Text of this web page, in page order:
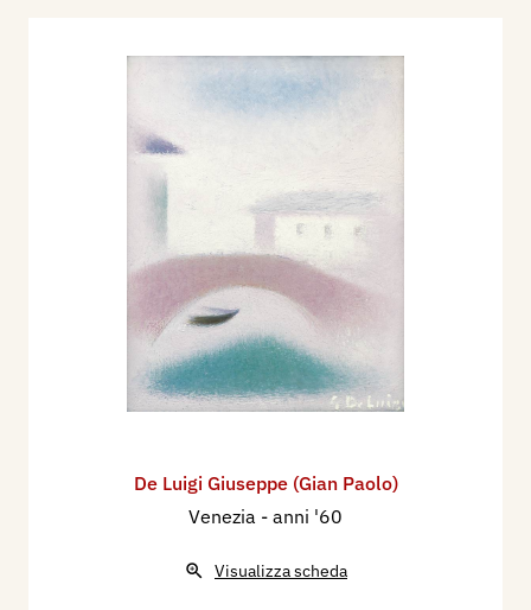
De Luigi Giuseppe (Gian Paolo)
Venezia - anni '60
Visualizza scheda